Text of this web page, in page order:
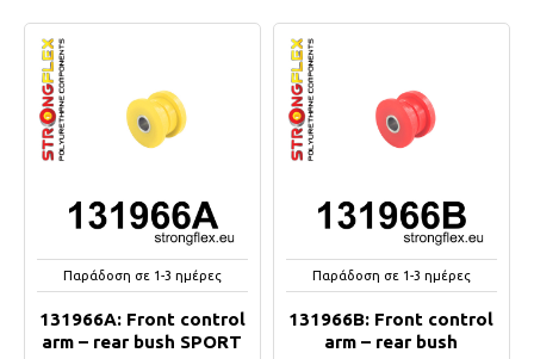
Παράδοση σε 1-3 ημέρες
131966A: Front control
arm – rear bush SPORT
Παράδοση σε 1-3 ημέρες
131966B: Front control
arm – rear bush